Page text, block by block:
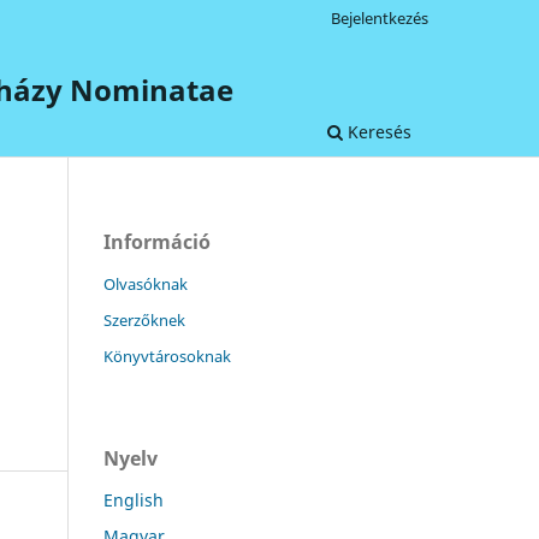
Nominatae
Keresés
Bejelentkezés
Információ
Olvasóknak
Szerzőknek
Könyvtárosoknak
Nyelv
English